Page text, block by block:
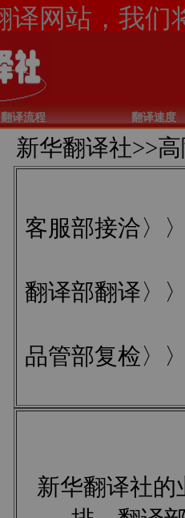
翻译流程 翻译速度
新华翻译社>>
客服部接洽〉
翻译部翻译〉
品管部复检〉
新华翻译社